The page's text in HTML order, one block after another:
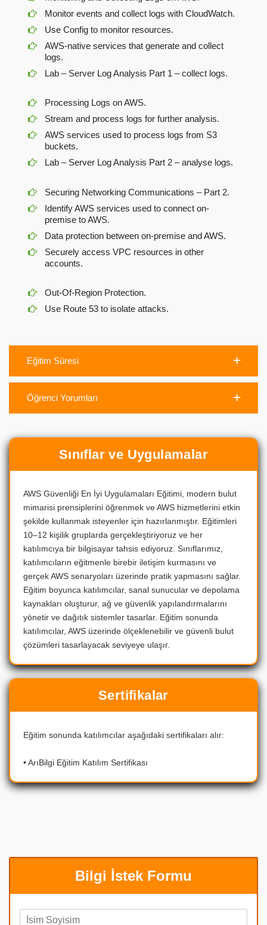
Monitor events and collect logs with CloudWatch.
Use Config to monitor resources.
AWS-native services that generate and collect
logs.
Lab – Server Log Analysis Part 1 – collect logs.
Processing Logs on AWS.
Stream and process logs for further analysis.
AWS services used to process logs from S3
buckets.
Lab – Server Log Analysis Part 2 – analyse logs.
Securing Networking Communications – Part 2.
Identify AWS services used to connect on-
premise to AWS.
Data protection between on-premise and AWS.
Securely access VPC resources in other
accounts.
Out-Of-Region Protection.
Use Route 53 to isolate attacks.
Eğitim Süresi
Öğrenci Yorumları
Sınıflar ve Uygulamalar
AWS Güvenliği En İyi Uygulamaları Eğitimi, modern bulut
mimarisi prensiplerini öğrenmek ve AWS hizmetlerini etkin
şekilde kullanmak isteyenler için hazırlanmıştır. Eğitimleri
10–12 kişilik gruplarda gerçekleştiriyoruz ve her
katılımcıya bir bilgisayar tahsis ediyoruz. Sınıflarımız,
katılımcıların eğitmenle birebir iletişim kurmasını ve
gerçek AWS senaryoları üzerinde pratik yapmasını sağlar.
Eğitim boyunca katılımcılar, sanal sunucular ve depolama
kaynakları oluşturur, ağ ve güvenlik yapılandırmalarını
yönetir ve dağıtık sistemler tasarlar. Eğitim sonunda
katılımcılar, AWS üzerinde ölçeklenebilir ve güvenli bulut
çözümleri tasarlayacak seviyeye ulaşır.
Sertifikalar
Eğitim sonunda katılımcılar aşağıdaki sertifikaları alır:
• ArıBilgi Eğitim Katılım Sertifikası
Bilgi İstek Formu